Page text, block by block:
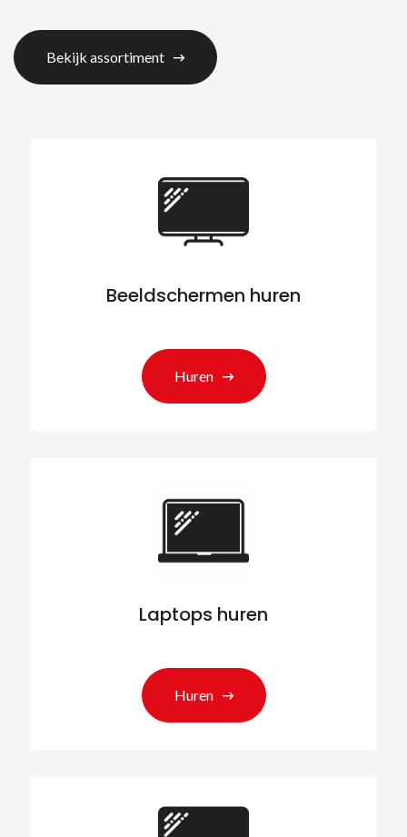
Bekijk assortiment
Beeldschermen huren
Huren
Laptops huren
Huren